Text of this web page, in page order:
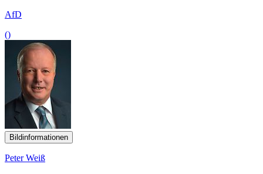
AfD
()
Bildinformationen
Peter Weiß